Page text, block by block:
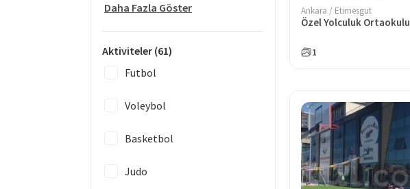
Daha Fazla Göster
Aktiviteler (61)
Futbol
Voleybol
Basketbol
Judo
Ankara / Etimesgut
Özel Yolculuk Ortaokulu
1